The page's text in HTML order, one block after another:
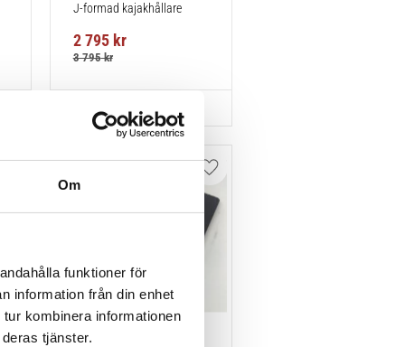
Om
funktioner för
information från din enhet
kombinera informationen
tjänster.
J-formad kajakhållare
2 795kr
3 795kr
Lägg till i favoriter Lägg till i favoriter